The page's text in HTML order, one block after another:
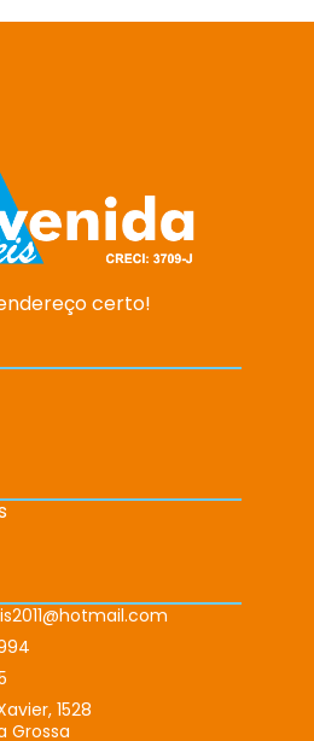
certo!
1528
Grossa